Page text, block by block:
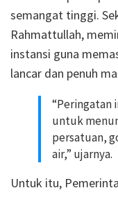
semangat tinggi.
Rahmattullah,
instansi guna
lancar dan penuh
“Peringatan
untuk
persatuan,
air,” ujarnya.
Untuk itu,